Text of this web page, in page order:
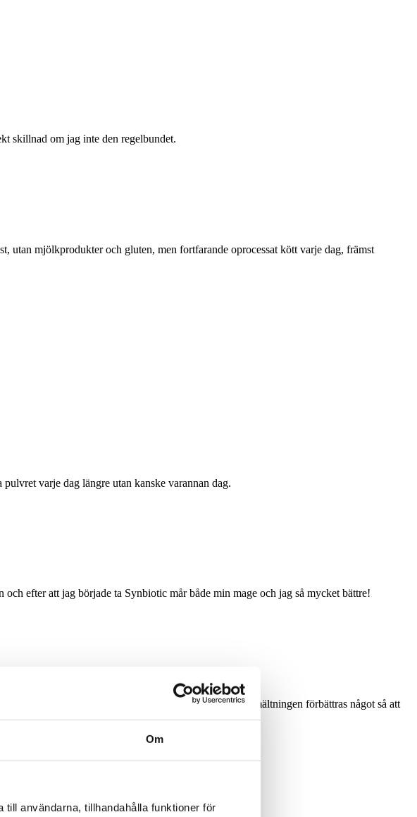
Om
användarna, tillhandahålla funktioner för
skillnad om jag inte den regelbundet.
utan mjölkprodukter och gluten, men fortfarande oprocessat kött varje dag, främst
varje dag längre utan kanske varannan dag.
efter att jag började ta Synbiotic mår både min mage och jag så mycket bättre!
faktiskt väldigt svårt att bedöma. Kan möjligen matsmältningen förbättras något så att